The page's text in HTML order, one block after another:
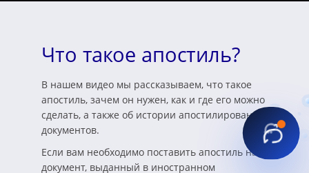
Что такое апостиль?
В нашем видео мы рассказываем, что такое
апостиль, зачем он нужен, как и где его можно
сделать, а также об истории апостилирования
документов.
Если вам необходимо поставить апостиль на
документ, выданный в иностранном